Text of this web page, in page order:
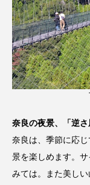
奈良の夜景、「逆
奈良は、季節に応
景を楽しめます。
みては。また美し